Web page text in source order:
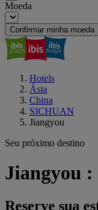
Moeda
Confirmar minha moeda
Hotels
Ásia
China
SICHUAN
Jiangyou
Seu próximo destino
Jiangyou :
Reserve sua